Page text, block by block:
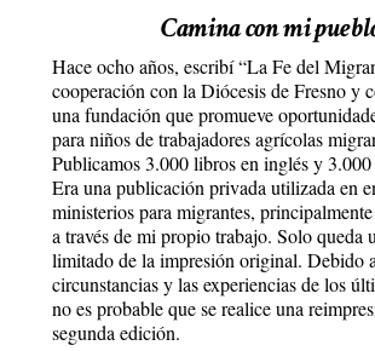
Camina con mi
Hace ocho años, escribí “La Fe del
cooperación con la Diócesis de Fresno y
una fundación que promueve
para niños de trabajadores agrícolas
Publicamos 3.000 libros en inglés y 3.000
Era una publicación privada utilizada en
ministerios para migrantes,
a través de mi propio trabajo. Solo queda
limitado de la impresión original. Debido
circunstancias y las experiencias de los
no es probable que se realice una
segunda edición.